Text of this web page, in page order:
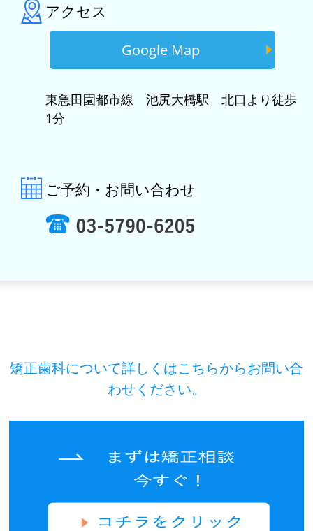
アクセス
Google Map
東急田園都市線 池尻大橋駅 北口より徒歩
1分
ご予約・お問い合わせ
矯正歯科について詳しくはこちらからお問い合
わせください。